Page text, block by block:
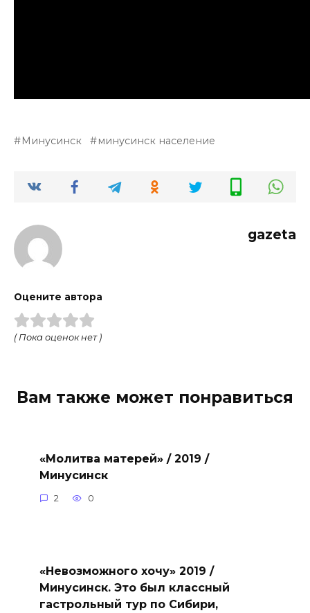
Минусинск минусинск население
gazeta
Оцените автора
( Пока оценок нет )
Вам также может понравиться
«Молитва матерей» / 2019 /
Минусинск
2 0
«Невозможного хочу» 2019 /
Минусинск. Это был классный
гастрольный тур по Сибири,